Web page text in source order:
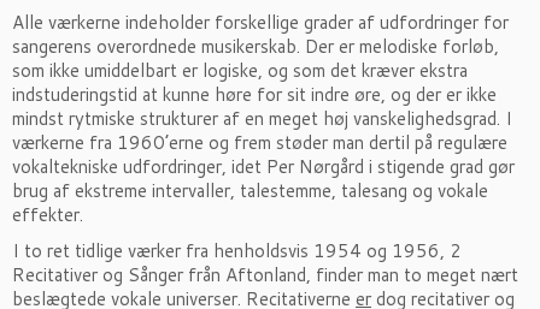
Alle værkerne indeholder forskellige grader af udfordringer for
sangerens overordnede musikerskab. Der er melodiske forløb,
som ikke umiddelbart er logiske, og som det kræver ekstra
indstuderingstid at kunne høre for sit indre øre, og der er ikke
mindst rytmiske strukturer af en meget høj vanskelighedsgrad. I
værkerne fra 1960’erne og frem støder man dertil på regulære
vokaltekniske udfordringer, idet Per Nørgård i stigende grad gør
brug af ekstreme intervaller, talestemme, talesang og vokale
effekter.
I to ret tidlige værker fra henholdsvis 1954 og 1956, 2
Recitativer og Sånger från Aftonland, finder man to meget nært
beslægtede vokale universer. Recitativerne er dog recitativer og